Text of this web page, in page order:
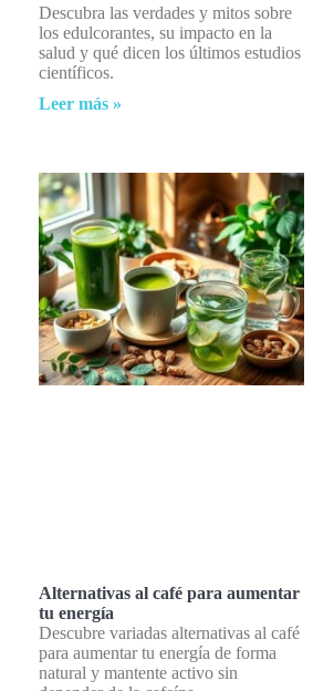
Descubra las verdades y mitos sobre
los edulcorantes, su impacto en la
salud y qué dicen los últimos estudios
científicos.
Leer más »
Alternativas al café para aumentar
tu energía
Descubre variadas alternativas al café
para aumentar tu energía de forma
natural y mantente activo sin